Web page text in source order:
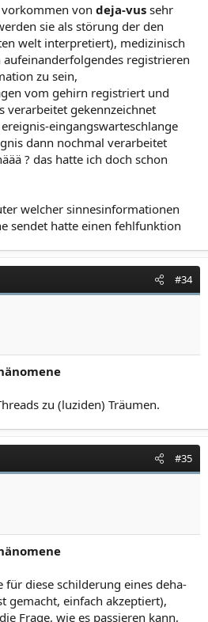
von deja-vus sehr
sie als störung der den
welt interpretiert), medizinisch
registrieren
zu sein,
vom gehirn registriert und
verarbeitet gekennzeichnet
eingangswarteschlange
dann nochmal verarbeitet
? das hatte ich doch schon
welcher sinnesinformationen
sendet hatte einen fehlfunktion
#34
zu (luziden) Träumen.
#35
für diese schilderung eines deha-
gemacht, einfach akzeptiert),
Frage, wie es passieren kann,